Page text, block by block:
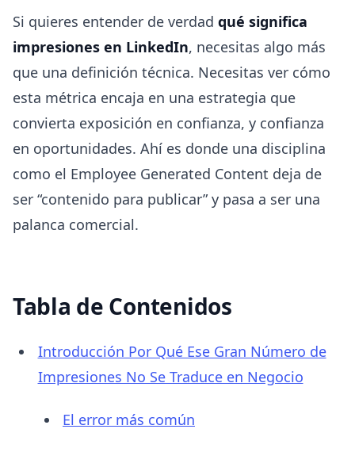
Si quieres entender de verdad qué significa
impresiones en LinkedIn, necesitas algo más
que una definición técnica. Necesitas ver cómo
esta métrica encaja en una estrategia que
convierta exposición en confianza, y confianza
en oportunidades. Ahí es donde una disciplina
como el Employee Generated Content deja de
ser “contenido para publicar” y pasa a ser una
palanca comercial.
Tabla de Contenidos
Introducción Por Qué Ese Gran Número de
Impresiones No Se Traduce en Negocio
El error más común